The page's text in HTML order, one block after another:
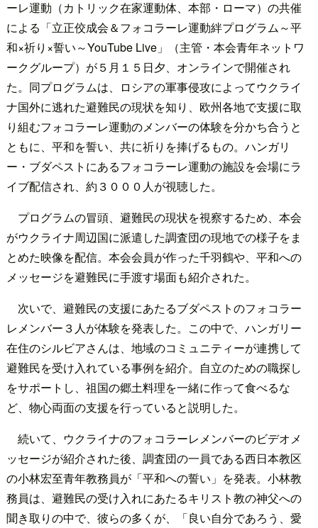
ーレ運動（カトリック在家運動体、本部・ローマ）の共催
による「立正佼成会＆フォコラーレ運動絆プログラム～平
和×祈り×誓い～YouTube Live」（主管・本会青年ネットワ
ークグループ）が５月１５日夕、オンラインで開催され
た。同プログラムは、ロシアの軍事侵攻によってウクライ
ナ国外に逃れた避難民の現状を知り、欧州各地で支援に取
り組むフォコラーレ運動のメンバーの体験を分かち合うと
ともに、平和を誓い、共に祈りを捧げるもの。ハンガリ
ー・ブダペストにあるフォコラーレ運動の施設を会場にラ
イブ配信され、約３０００人が視聴した。
プログラムの冒頭、避難民の現状を視察するため、本会
がウクライナ周辺国に派遣した調査団の現地での様子をま
とめた映像を配信。本会会員が作った千羽鶴や、平和への
メッセージを避難民に手渡す場面も紹介された。
次いで、避難民の支援にあたるブダペストのフォコラー
レメンバー３人が体験を発表した。この中で、ハンガリー
在住のシルビアさんは、地域のコミュニティーが連携して
避難民を受け入れている事例を紹介。自立のための職探し
をサポートし、祖国の郷土料理を一緒に作って食べるな
ど、物心両面の支援を行っていると説明した。
続いて、ウクライナのフォコラーレメンバーのビデオメ
ッセージが紹介された後、調査団の一員である西日本教区
の小林宏至青年教務員が「平和への誓い」を発表。小林教
務員は、避難民の受け入れにあたるキリスト教の神父への
聞き取りの中で、彼らの多くが、「良い自分であろう、愛